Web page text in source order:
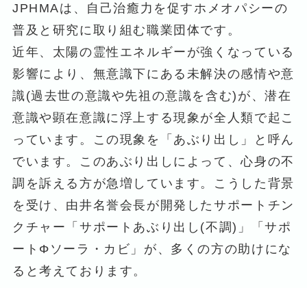
JPHMAは、自己治癒力を促すホメオパシーの
普及と研究に取り組む職業団体です。
近年、太陽の霊性エネルギーが強くなっている
影響により、無意識下にある未解決の感情や意
識(過去世の意識や先祖の意識を含む)が、潜在
意識や顕在意識に浮上する現象が全人類で起こ
っています。この現象を「あぶり出し」と呼ん
でいます。このあぶり出しによって、心身の不
調を訴える方が急増しています。こうした背景
を受け、由井名誉会長が開発したサポートチン
クチャー「サポートあぶり出し(不調)」「サポ
ートΦソーラ・カビ」が、多くの方の助けにな
ると考えております。